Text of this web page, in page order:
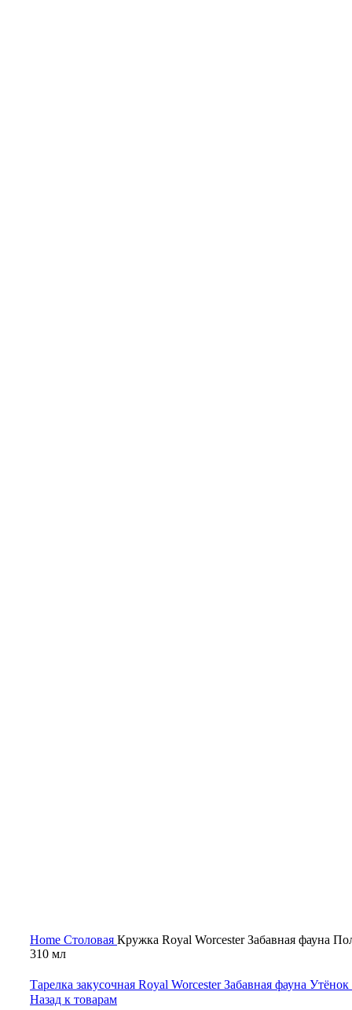
Home Столовая Кружка Royal Worcester Забавная фауна
310 мл
Тарелка закусочная Royal Worcester Забавная фауна
Назад к товарам